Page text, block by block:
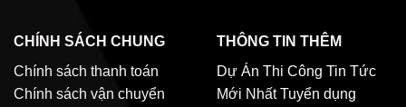
CHÍNH SÁCH CHUNG
Chính sách thanh toán
Chính sách vận chuyển
THÔNG TIN THÊM
Dự Án Thi Công Tin Tức
Mới Nhất Tuyển dụng